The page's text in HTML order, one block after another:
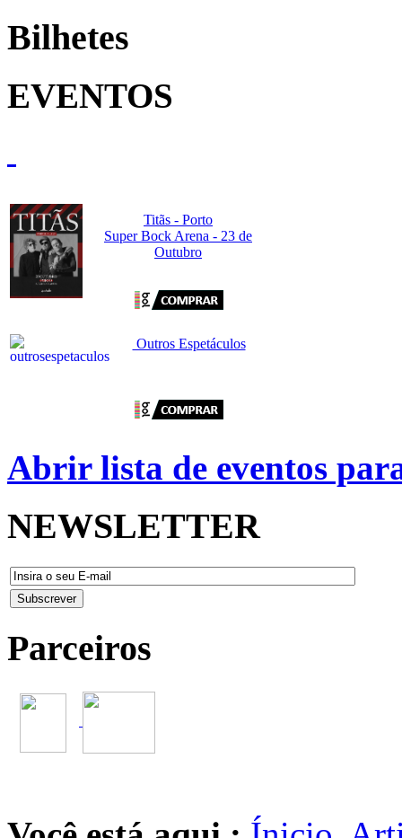
Bilhetes
EVENTOS
Titãs - Porto
Super Bock Arena - 23 de
Outubro
Outros Espetáculos
Abrir lista de eventos
NEWSLETTER
Parceiros